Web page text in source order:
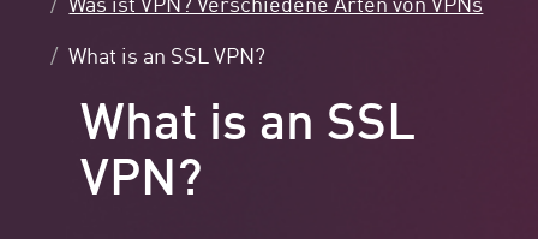
What is an SSL VPN?
What is an SSL
VPN?